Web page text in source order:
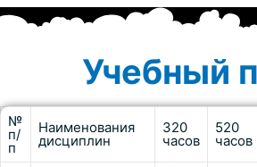
Учебный
№
п/
п
Наименования
дисциплин
320
часов
520
часов